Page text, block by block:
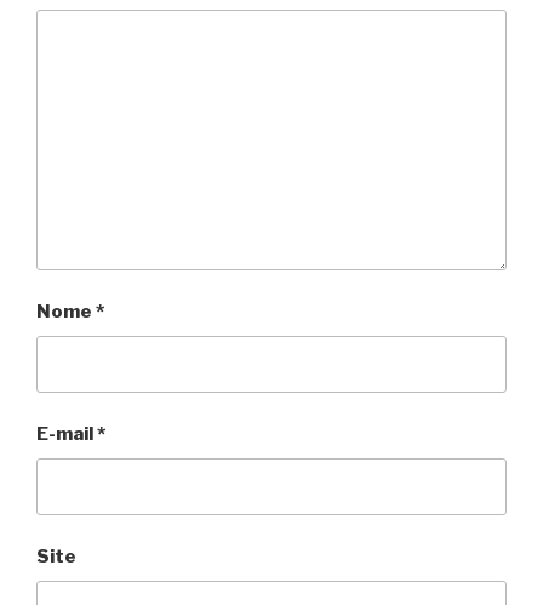
Nome *
E-mail*
Site